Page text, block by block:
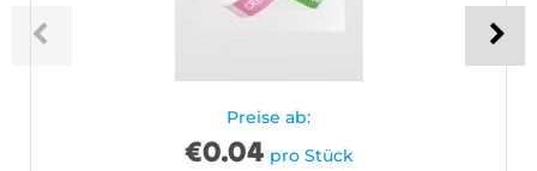
Preise ab:
€0.04 pro Stück